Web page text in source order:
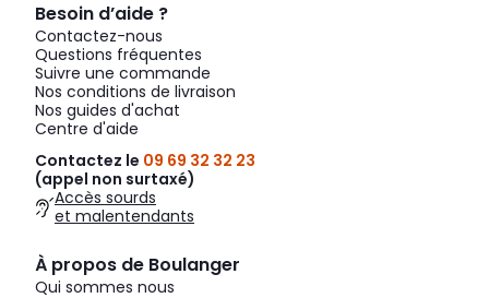
Besoin d’aide ?
Contactez-nous
Questions fréquentes
Suivre une commande
Nos conditions de livraison
Nos guides d'achat
Centre d'aide
Contactez le 09 69 32 32 23
(appel non surtaxé)
Accès sourds
et malentendants
À propos de Boulanger
Qui sommes nous